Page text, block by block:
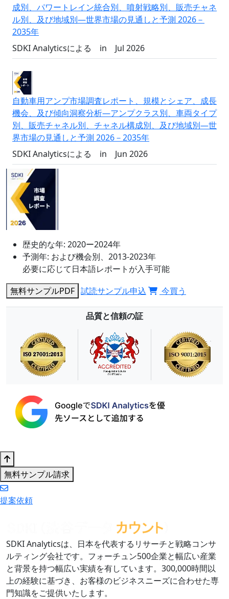
成別、パワートレイン統合別、噴射戦略別、販売チャネ
ル別、及び地域別―世界市場の見通しと予測 2026－
2035年
SDKI Analyticsによる
in Jul 2026
自動車用アンプ市場調査レポート、規模とシェア、成長
機会、及び傾向洞察分析―アンプクラス別、車両タイプ
別、販売チャネル別、チャネル構成別、及び地域別―世
界市場の見通しと予測 2026－2035年
SDKI Analyticsによる
in Jun 2026
歴史的な年: 2020ー2024年
予測年: および機会別、2013-2023年
必要に応じて日本語レポートが入手可能
無料サンプルPDF 試読サンプル申込 今買う
品質と信頼の証
無料サンプル請求
提案依頼
SDKI Analyticsは、日本を代表するリサーチと戦略コンサ
ルティング会社です。フォーチュン500企業と幅広い産業
と背景を持つ幅広い実績を有しています。300,000時間以
上の経験に基づき、お客様のビジネスニーズに合わせた専
門知識をご提供いたします。